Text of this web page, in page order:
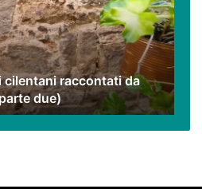
cilentani raccontati da
due)